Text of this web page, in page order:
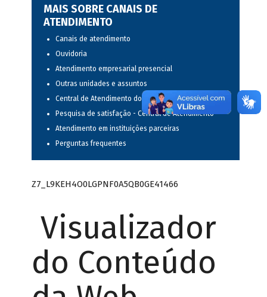
MAIS SOBRE CANAIS DE
ATENDIMENTO
Canais de atendimento
Ouvidoria
Atendimento empresarial presencial
Outras unidades e assuntos
Central de Atendimento do BNDES
Pesquisa de satisfação - Central de Atendimento
Atendimento em instituições parceiras
Perguntas frequentes
Z7_L9KEH4O0LGPNF0A5QB0GE41466
Visualizador
do Conteúdo